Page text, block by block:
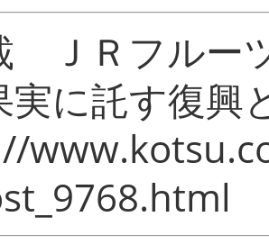
ＪＲフルー
に託す復興